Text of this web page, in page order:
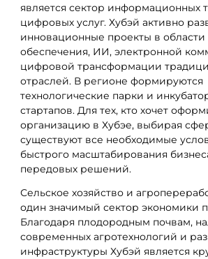
является сектор информационных
цифровых услуг. Хубэй активно
инновационные проекты в
обеспечения, ИИ, электронной
цифровой трансформации
отраслей. В регионе формируются
технологические парки и
стартапов. Для тех, кто хочет
организацию в Хубэе, выбирая
существуют все необходимые
быстрого масштабирования
передовых решений.
Сельское хозяйство и
один значимый сектор экономики
Благодаря плодородным почвам,
современных агротехнологий и
инфраструктуры Хубэй является